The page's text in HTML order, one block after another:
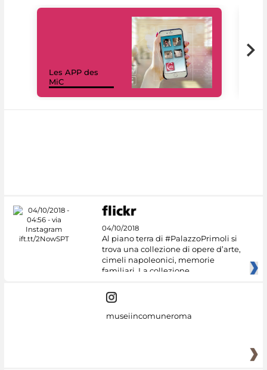
Les APP des
MiC
04/10/2018
Al piano terra di #PalazzoPrimoli si
trova una collezione di opere d’arte,
cimeli napoleonici, memorie
familiari. La collezione
museiincomuneroma